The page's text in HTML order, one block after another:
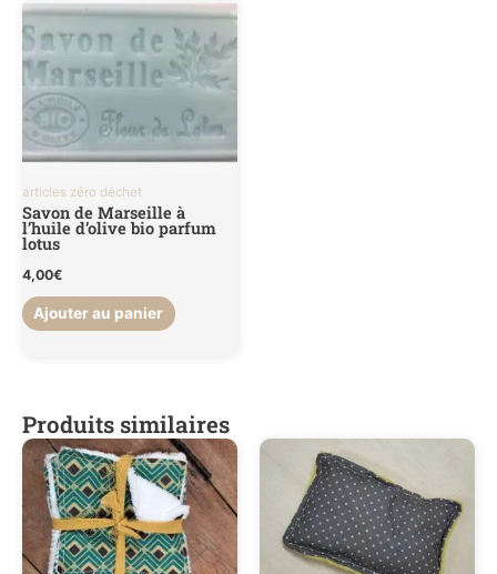
articles zéro déchet
Savon de Marseille à
l’huile d’olive bio parfum
lotus
4,00€
Ajouter au panier
Produits similaires